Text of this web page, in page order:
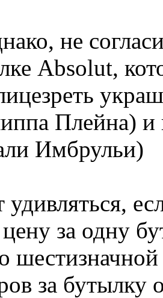
не
Absolut,
Плейна)
Имбрульи)
удивляться,
за одну
за бутылку